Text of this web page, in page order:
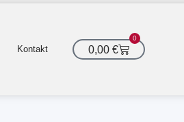
Kontakt 0,00€
0
Cart